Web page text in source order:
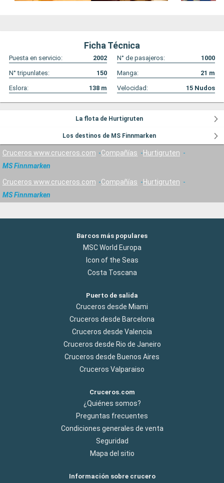
Ficha Técnica
Puesta en servicio: 2002 N° de pasajeros:
1000
N° tripunlates:
150 Manga: 21 m
Eslora:
138 m Velocidad: 15 Nudos
La flota de Hurtigruten
Los destinos de MS Finnmarken
Cruceros www.cruceros.com Compañías
Hurtigruten
MS Finnmarken
Cruceros www.cruceros.com Compañías
Hurtigruten
MS Finnmarken
Barcos más populares
MSC World Europa
Icon of the Seas
Costa Toscana
Puerto de salida
Cruceros desde Miami
Cruceros desde Barcelona
Cruceros desde Valencia
Cruceros desde Rio de Janeiro
Cruceros desde Buenos Aires
Cruceros Valparaiso
Cruceros.com
¿Quiénes somos?
Preguntas frecuentes
Condiciones generales de venta
Seguridad
Mapa del sitio
Información sobre crucero